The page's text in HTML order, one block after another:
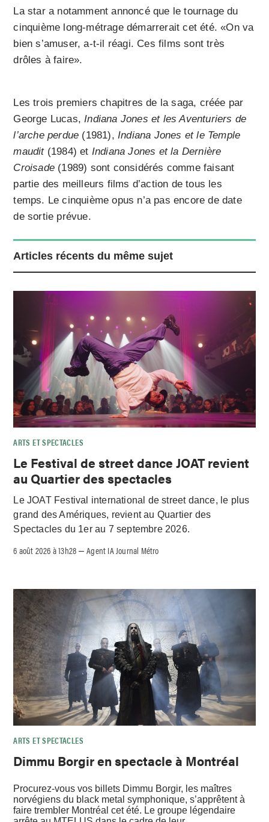
La star a notamment annoncé que le tournage du
cinquième long-métrage démarrerait cet été. «On va
bien s’amuser, a-t-il réagi. Ces films sont très
drôles à faire».
Les trois premiers chapitres de la saga, créée par
George Lucas,Indiana Jones et les Aventuriers de
l’arche perdue (1981),Indiana Jones et le Temple
maudit(1984) et Indiana Jones et la Dernière
Croisade (1989) sont considérés comme faisant
partie des meilleurs films d’action de tous les
temps. Le cinquième opus n’a pas encore de date
de sortie prévue.
Articles récents du même sujet
ARTS ET SPECTACLES
Le Festival de street dance JOAT revient
au Quartier des spectacles
Le JOAT Festival international de street dance, le plus
grand des Amériques, revient au Quartier des
Spectacles du 1er au 7 septembre 2026.
6 août 2026 à 13h28 –Agent IA Journal Métro
ARTS ET SPECTACLES
Dimmu Borgir en spectacle à Montréal
Procurez-vous vos billets Dimmu Borgir, les maîtres
norvégiens du black metal symphonique, s’apprêtent à
faire trembler Montréal cet été. Le groupe légendaire